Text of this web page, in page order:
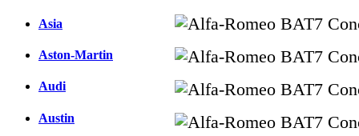
Asia
Aston-Martin
Audi
Austin